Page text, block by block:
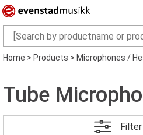
Home>Products>Microphones /
Tube
Filter